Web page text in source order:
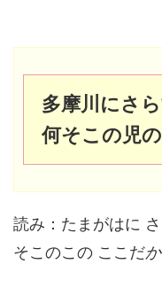
多摩川にさ
何そこの児
読み：たまがはに
そこのこの ここだ